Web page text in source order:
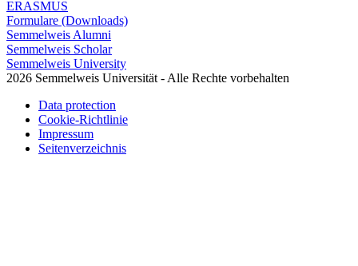
ERASMUS
Formulare (Downloads)
Semmelweis Alumni
Semmelweis Scholar
Semmelweis University
2026 Semmelweis Universität - Alle Rechte vorbehalten
Data protection
Cookie-Richtlinie
Impressum
Seitenverzeichnis